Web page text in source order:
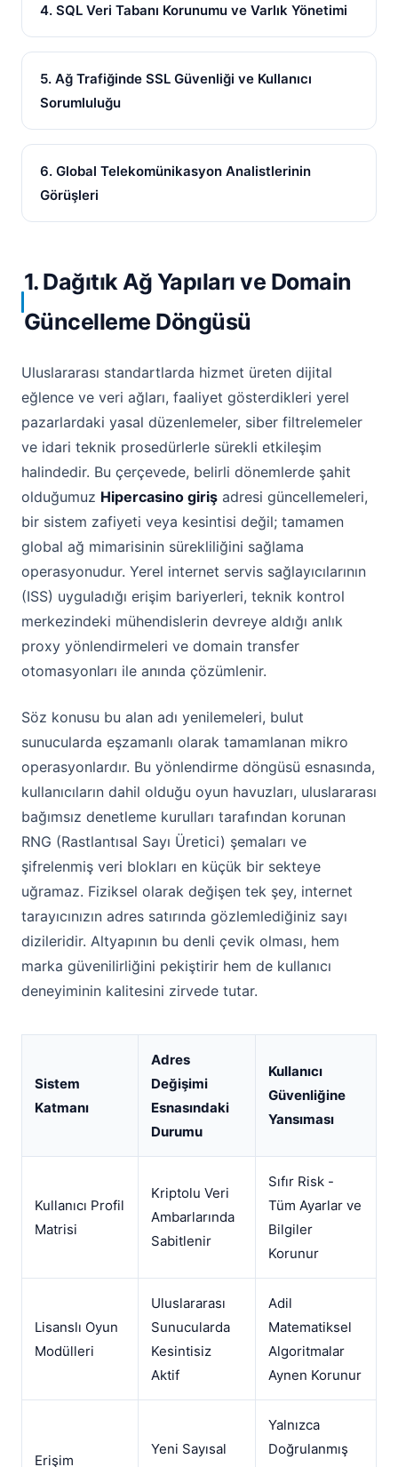
4. SQL Veri Tabanı Korunumu ve Varlık Yönetimi
5. Ağ Trafiğinde SSL Güvenliği ve Kullanıcı
Sorumluluğu
6. Global Telekomünikasyon Analistlerinin
Görüşleri
1. Dağıtık Ağ Yapıları ve Domain
Güncelleme Döngüsü
Uluslararası standartlarda hizmet üreten dijital
eğlence ve veri ağları, faaliyet gösterdikleri yerel
pazarlardaki yasal düzenlemeler, siber filtrelemeler
ve idari teknik prosedürlerle sürekli etkileşim
halindedir. Bu çerçevede, belirli dönemlerde şahit
olduğumuz Hipercasino giriş adresi güncellemeleri,
bir sistem zafiyeti veya kesintisi değil; tamamen
global ağ mimarisinin sürekliliğini sağlama
operasyonudur. Yerel internet servis sağlayıcılarının
(ISS) uyguladığı erişim bariyerleri, teknik kontrol
merkezindeki mühendislerin devreye aldığı anlık
proxy yönlendirmeleri ve domain transfer
otomasyonları ile anında çözümlenir.
Söz konusu bu alan adı yenilemeleri, bulut
sunucularda eşzamanlı olarak tamamlanan mikro
operasyonlardır. Bu yönlendirme döngüsü esnasında,
kullanıcıların dahil olduğu oyun havuzları, uluslararası
bağımsız denetleme kurulları tarafından korunan
RNG (Rastlantısal Sayı Üretici) şemaları ve
şifrelenmiş veri blokları en küçük bir sekteye
uğramaz. Fiziksel olarak değişen tek şey, internet
tarayıcınızın adres satırında gözlemlediğiniz sayı
dizileridir. Altyapının bu denli çevik olması, hem
marka güvenilirliğini pekiştirir hem de kullanıcı
deneyiminin kalitesini zirvede tutar.
Sistem
Katmanı
Adres
Değişimi
Esnasındaki
Durumu
Kullanıcı
Güvenliğine
Yansıması
Kullanıcı Profil
Matrisi
Kriptolu Veri
Ambarlarında
Sabitlenir
Sıfır Risk -
Tüm Ayarlar ve
Bilgiler
Korunur
Lisanslı Oyun
Modülleri
Uluslararası
Sunucularda
Kesintisiz
Aktif
Adil
Matematiksel
Algoritmalar
Aynen Korunur
Erişim
Yeni Sayısal
Yalnızca
Doğrulanmış